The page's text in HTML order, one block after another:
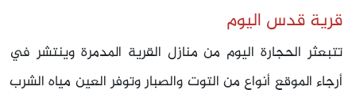
قرية قدس اليوم
تتبعثر الحجارة اليوم من منازل القرية المدمرة وينتشر في
أرجاء الموقع أنواع من التوت والصبار وتوفر العين مياه الشرب